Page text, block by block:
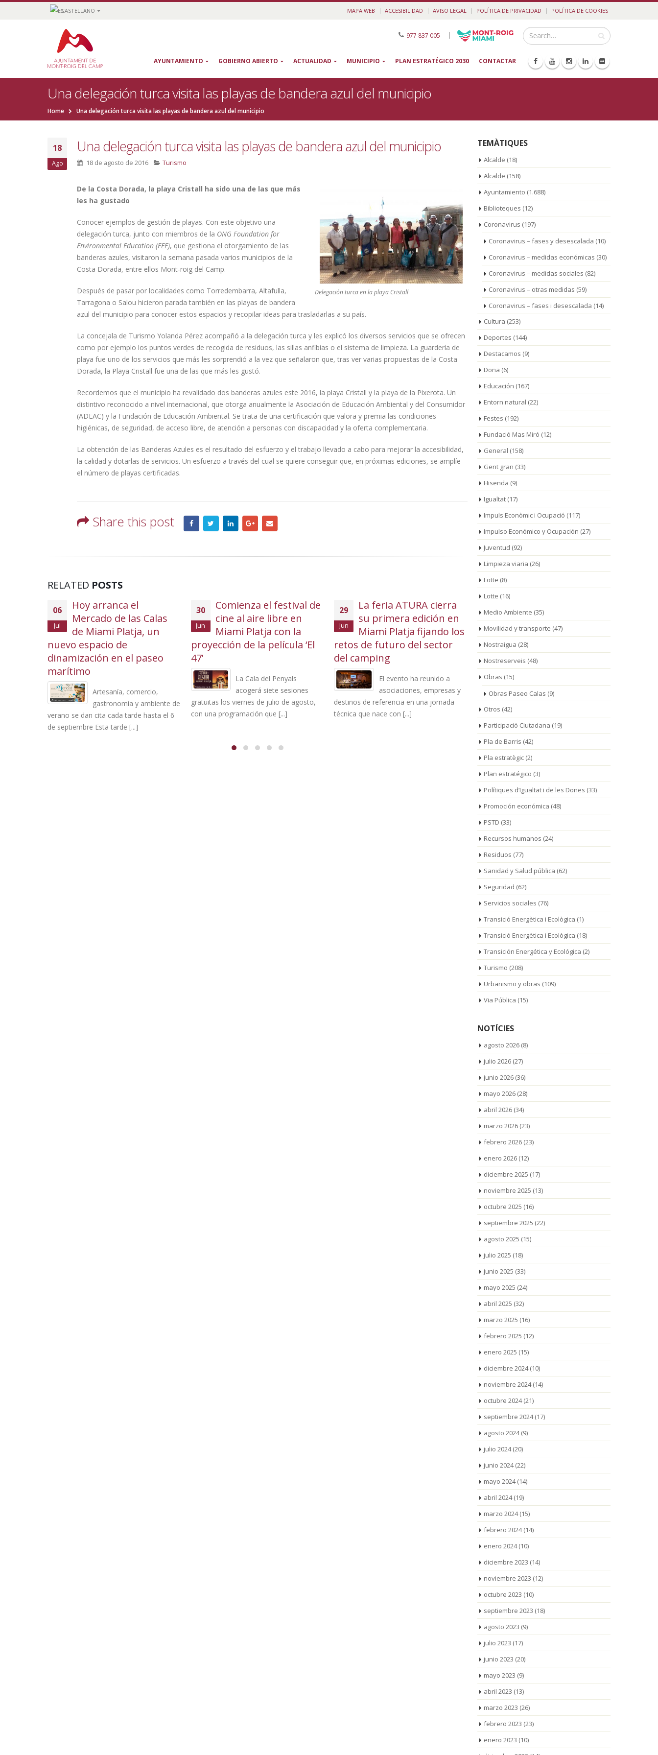
CASTELLANO MAPA WEB ACCESIBILIDAD AVISO LEGAL POLÍTICA DE PRIVACIDAD POLÍTICA DE COOKIES
977 837 005 |
AYUNTAMIENTO GOBIERNO ABIERTO ACTUALIDAD MUNICIPIO PLAN ESTRATÉGICO 2030 CONTACTAR
Una delegación turca visita las playas de bandera azul del municipio
Home Una delegación turca visita las playas de bandera azul del municipio
18
Ago
Una delegación turca visita las playas de bandera azul del municipio
18 de agosto de 2016 Turismo
Delegación turca en la playa Cristall
De la Costa Dorada, la playa Cristall ha sido una de las que más
les ha gustado
Conocer ejemplos de gestión de playas. Con este objetivo una
delegación turca, junto con miembros de la ONG Foundation for
Environmental Education (FEE), que gestiona el otorgamiento de las
banderas azules, visitaron la semana pasada varios municipios de la
Costa Dorada, entre ellos Mont-roig del Camp.
Después de pasar por localidades como Torredembarra, Altafulla,
Tarragona o Salou hicieron parada también en las playas de bandera
azul del municipio para conocer estos espacios y recopilar ideas para trasladarlas a su país.
La concejala de Turismo Yolanda Pérez acompañó a la delegación turca y les explicó los diversos servicios que se ofrecen
como por ejemplo los puntos verdes de recogida de residuos, las sillas anfibias o el sistema de limpieza. La guardería de
playa fue uno de los servicios que más les sorprendió a la vez que señalaron que, tras ver varias propuestas de la Costa
Dorada, la Playa Cristall fue una de las que más les gustó.
Recordemos que el municipio ha revalidado dos banderas azules este 2016, la playa Cristall y la playa de la Pixerota. Un
distintivo reconocido a nivel internacional, que otorga anualmente la Asociación de Educación Ambiental y del Consumidor
(ADEAC) y la Fundación de Educación Ambiental. Se trata de una certificación que valora y premia las condiciones
higiénicas, de seguridad, de acceso libre, de atención a personas con discapacidad y la oferta complementaria.
La obtención de las Banderas Azules es el resultado del esfuerzo y el trabajo llevado a cabo para mejorar la accesibilidad,
la calidad y dotarlas de servicios. Un esfuerzo a través del cual se quiere conseguir que, en próximas ediciones, se amplíe
el número de playas certificadas.
Share this post
RELATED POSTS
06
Jul
Hoy arranca el
Mercado de las Calas
de Miami Platja, un
nuevo espacio de
dinamización en el paseo
marítimo
Artesanía, comercio,
gastronomía y ambiente de
verano se dan cita cada tarde hasta el 6
de septiembre Esta tarde [...]
30
Jun
Comienza el festival de
cine al aire libre en
Miami Platja con la
proyección de la película ‘El
47’
La Cala del Penyals
acogerá siete sesiones
gratuitas los viernes de julio de agosto,
con una programación que [...]
29
Jun
La feria ATURA cierra
su primera edición en
Miami Platja fijando los
retos de futuro del sector
del camping
El evento ha reunido a
asociaciones, empresas y
destinos de referencia en una jornada
técnica que nace con [...]
26
Jun
Inaugurada la primera
edición de ATURA, la
nueva feria del
camping y el turismo al aire
libre de Miami Platja
Bosquet del Llastres
acogen este fin de semana expositores,
actividades familiares, gastronomía, [...]
TEMÀTIQUES
Alcalde (18)
Alcalde (158)
Ayuntamiento (1.688)
Biblioteques (12)
Coronavirus (197)
Coronavirus – fases y desescalada (10)
Coronavirus – medidas económicas (30)
Coronavirus – medidas sociales (82)
Coronavirus – otras medidas (59)
Coronavirus – fases i desescalada (14)
Cultura (253)
Deportes (144)
Destacamos (9)
Dona (6)
Educación (167)
Entorn natural (22)
Festes (192)
Fundació Mas Miró (12)
General (158)
Gent gran (33)
Hisenda (9)
Igualtat(17)
Impuls Econòmic i Ocupació (117)
Impulso Económico y Ocupación (27)
Juventud (92)
Limpieza viaria (26)
Lotte (8)
Lotte (16)
Medio Ambiente (35)
Movilidad y transporte (47)
Nostraigua (28)
Nostreserveis (48)
Obras (15)
Obras Paseo Calas (9)
Otros (42)
Participació Ciutadana (19)
Pla de Barris (42)
Pla estratègic(2)
Plan estratégico (3)
Polítiques d’Igualtat i de les Dones (33)
Promoción económica (48)
PSTD (33)
Recursos humanos (24)
Residuos (77)
Sanidad y Salud pública (62)
Seguridad (62)
Servicios sociales (76)
Transició Energètica i Ecològica (1)
Transició Energètica i Ecològica (18)
Transición Energética y Ecológica (2)
Turismo (208)
Urbanismo y obras (109)
Via Pública (15)
NOTÍCIES
agosto 2026(8)
julio 2026(27)
junio 2026(36)
mayo 2026(28)
abril 2026(34)
marzo 2026(23)
febrero 2026(23)
enero 2026(12)
diciembre 2025 (17)
noviembre 2025 (13)
octubre 2025 (16)
septiembre 2025 (22)
agosto 2025 (15)
julio 2025 (18)
junio 2025 (33)
mayo 2025 (24)
abril 2025 (32)
marzo 2025 (16)
febrero 2025 (12)
enero 2025 (15)
diciembre 2024(10)
noviembre 2024(14)
octubre 2024(21)
septiembre 2024(17)
agosto 2024(9)
julio 2024(20)
junio 2024(22)
mayo 2024(14)
abril 2024(19)
marzo 2024(15)
febrero 2024(14)
enero 2024(10)
diciembre 2023 (14)
noviembre 2023 (12)
octubre 2023 (10)
septiembre 2023 (18)
agosto 2023 (9)
julio 2023 (17)
junio 2023 (20)
mayo 2023 (9)
abril 2023 (13)
marzo 2023 (26)
febrero 2023 (23)
enero 2023 (10)